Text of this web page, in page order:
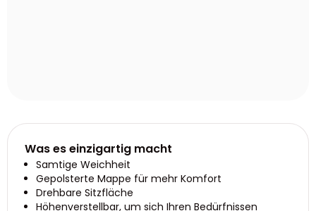
Was es einzigartig macht
Samtige Weichheit
Gepolsterte Mappe für mehr Komfort
Drehbare Sitzfläche
Höhenverstellbar, um sich Ihren Bedürfnissen